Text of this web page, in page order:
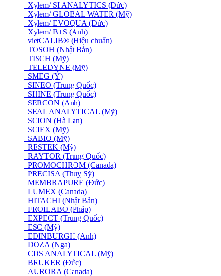
Xylem/ SI ANALYTICS (Đức)
Xylem/ GLOBAL WATER (Mỹ)
Xylem/ EVOQUA (Đức)
Xylem/ B+S (Anh)
vietCALIB® (Hiệu chuẩn)
TOSOH (Nhật Bản)
TISCH (Mỹ)
TELEDYNE (Mỹ)
SMEG (Ý)
SINEO (Trung Quốc)
SHINE (Trung Quốc)
SERCON (Anh)
SEAL ANALYTICAL (Mỹ)
SCION (Hà Lan)
SCIEX (Mỹ)
SABIO (Mỹ)
RESTEK (Mỹ)
RAYTOR (Trung Quốc)
PROMOCHROM (Canada)
PRECISA (Thuỵ Sỹ)
MEMBRAPURE (Đức)
LUMEX (Canada)
HITACHI (Nhật Bản)
FROILABO (Pháp)
EXPECT (Trung Quốc)
ESC (Mỹ)
EDINBURGH (Anh)
DOZA (Nga)
CDS ANALYTICAL (Mỹ)
BRUKER (Đức)
AURORA (Canada)